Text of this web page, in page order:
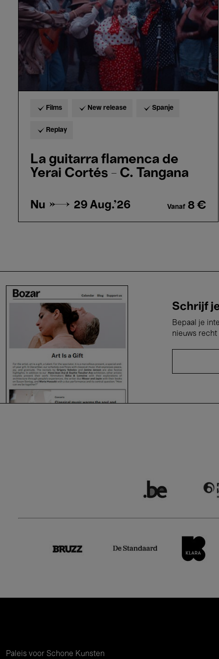
Yerai
Cortés
-
Tangana
Films New release Spanje
Replay
La guitarra flamenca de
Yerai Cortés - C. Tangana
Nu → 29 Aug.'26 Vanaf 8 €
Schrijf
Bepaal je
nieuws
Paleis voor Schone Kunsten